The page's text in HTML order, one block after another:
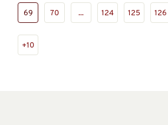
69 70 ... 124 125 126
+10